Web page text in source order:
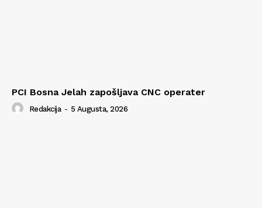
PCI Bosna Jelah zapošljava CNC operater
Redakcija - 5 Augusta, 2026